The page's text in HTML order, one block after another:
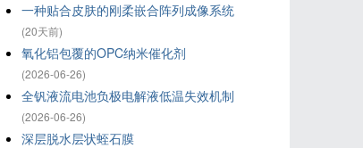
一种贴合皮肤的刚柔嵌合阵列成像系统
(20天前)
氧化铝‌包覆的OPC纳米催化剂
(2026-06-26)
全钒液流电池负极电解液低温失效机制
(2026-06-26)
深层脱水层状蛭石膜